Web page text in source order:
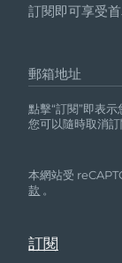
訂閱即可享受首
郵箱地址
點擊“訂閱”即表
您可以隨時取消訂
本網站受
款 。